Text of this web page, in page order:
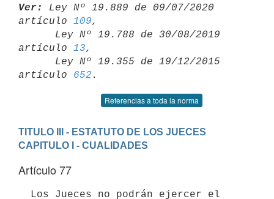
Ver:
Ley Nº 19.889 de 09/07/2020
artículo 109,
artículo 13,
artículo 652
Referencias a toda la norma
TITULO III - ESTATUTO DE LOS JUECES
CAPITULO I - CUALIDADES
Artículo 77